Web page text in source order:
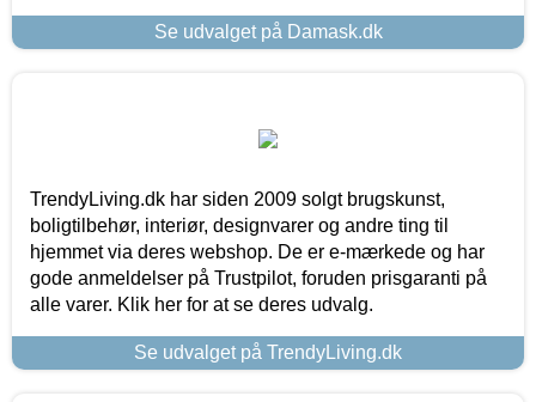
Se udvalget på Damask.dk
TrendyLiving.dk har siden 2009 solgt brugskunst,
boligtilbehør, interiør, designvarer og andre ting til
hjemmet via deres webshop. De er e-mærkede og har
gode anmeldelser på Trustpilot, foruden prisgaranti på
alle varer. Klik her for at se deres udvalg.
Se udvalget på TrendyLiving.dk